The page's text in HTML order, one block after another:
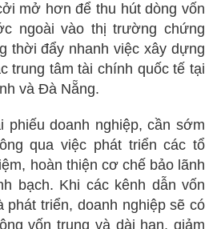
mở hơn để thu hút dòng vốn
ngoài vào thị trường chứng
thời đẩy nhanh việc xây dựng
trung tâm tài chính quốc tế tại
và Đà Nẵng.
doanh nghiệp, cần sớm
qua việc phát triển các tổ
hoàn thiện cơ chế bảo lãnh
bạch. Khi các kênh dẫn vốn
phát triển, doanh nghiệp sẽ có
vốn trung và dài hạn, giảm